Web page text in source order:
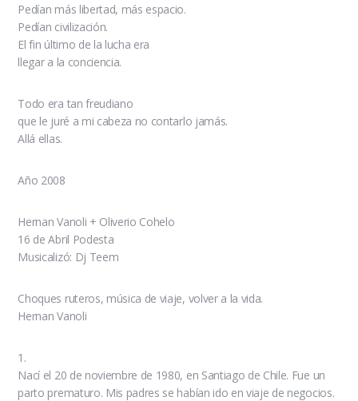
Pedían más libertad, más espacio.
Pedían civilización.
El fin último de la lucha era
llegar a la conciencia.
Todo era tan freudiano
que le juré a mi cabeza no contarlo jamás.
Allá ellas.
Año 2008
Hernan Vanoli + Oliverio Cohelo
16 de Abril Podesta
Musicalizó: Dj Teem
Choques ruteros, música de viaje, volver a la vida.
Hernan Vanoli
1.
Nací el 20 de noviembre de 1980, en Santiago de Chile. Fue un
parto prematuro. Mis padres se habían ido en viaje de negocios.